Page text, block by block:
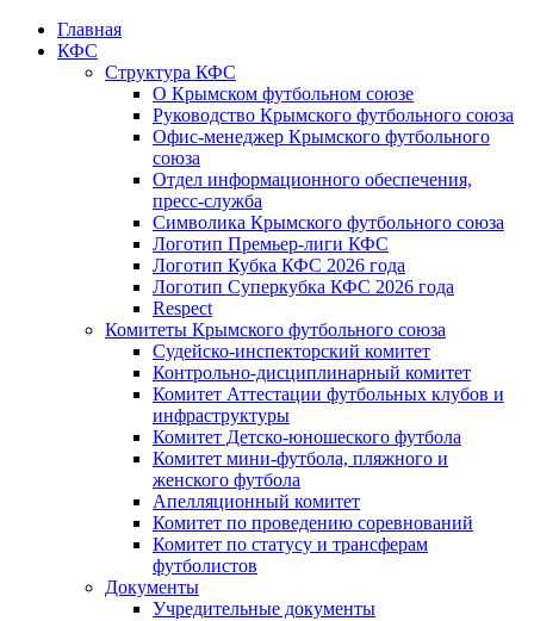
Главная
КФС
Структура КФС
О Крымском футбольном союзе
Руководство Крымского футбольного союза
Офис-менеджер Крымского футбольного
союза
Отдел информационного обеспечения,
пресс-служба
Символика Крымского футбольного союза
Логотип Премьер-лиги КФС
Логотип Кубка КФС 2026 года
Логотип Суперкубка КФС 2026 года
Respect
Комитеты Крымского футбольного союза
Судейско-инспекторский комитет
Контрольно-дисциплинарный комитет
Комитет Аттестации футбольных клубов и
инфраструктуры
Комитет Детско-юношеского футбола
Комитет мини-футбола, пляжного и
женского футбола
Апелляционный комитет
Комитет по проведению соревнований
Комитет по статусу и трансферам
футболистов
Документы
Учредительные документы